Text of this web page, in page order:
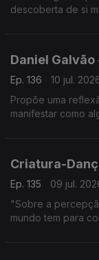
descoberta de si
Daniel
Ep. 136
10 jul.
Propõe uma
manifestar como
Criatura-
Ep. 135
09 jul.
"Sobre a
mundo tem para